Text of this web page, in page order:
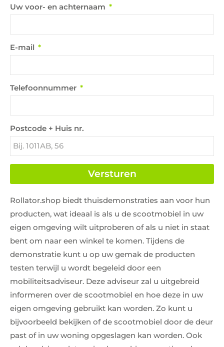
Uw voor- en achternaam
E-mail
Telefoonnummer
Postcode + Huis nr.
Versturen
Rollator.shop biedt thuisdemonstraties aan voor hun
producten, wat ideaal is als u de scootmobiel in uw
eigen omgeving wilt uitproberen of als u niet in staat
bent om naar een winkel te komen. Tijdens de
demonstratie kunt u op uw gemak de producten
testen terwijl u wordt begeleid door een
mobiliteitsadviseur. Deze adviseur zal u uitgebreid
informeren over de scootmobiel en hoe deze in uw
eigen omgeving gebruikt kan worden. Zo kunt u
bijvoorbeeld bekijken of de scootmobiel door de deur
past of in uw woning opgeslagen kan worden. Ook